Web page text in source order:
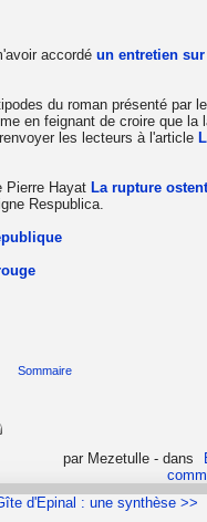
accordé un entretien
du roman présenté par
en feignant de croire que la
les lecteurs à l'article
Pierre Hayat La rupture
Respublica.
Sommaire
par Mezetulle -dans
d'Epinal : une synthèse >>